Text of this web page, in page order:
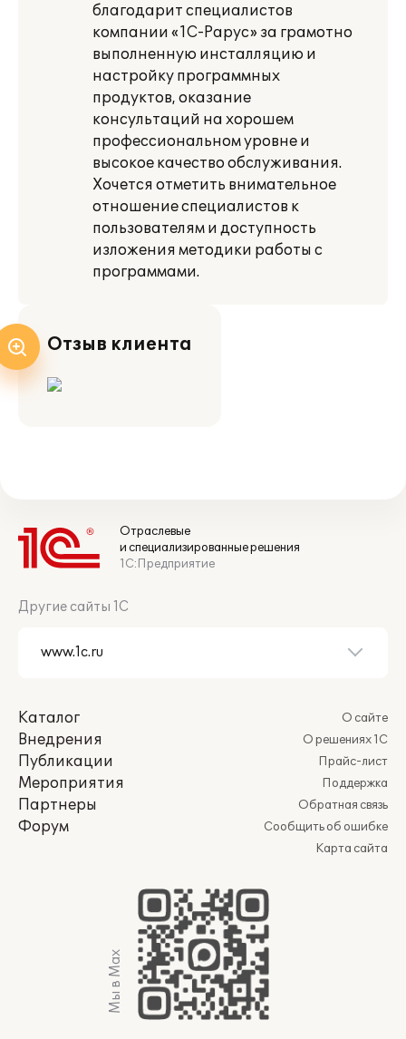
благодарит специалистов
компании «1С-Рарус» за грамотно
выполненную инсталляцию и
настройку программных
продуктов, оказание
консультаций на хорошем
профессиональном уровне и
высокое качество обслуживания.
Хочется отметить внимательное
отношение специалистов к
пользователям и доступность
изложения методики работы с
программами.
Отзыв клиента
Отраслевые
и специализированные решения
1С:Предприятие
Другие сайты 1С
Каталог
Внедрения
Публикации
Мероприятия
Партнеры
Форум
О сайте
О решениях 1С
Прайс-лист
Поддержка
Обратная связь
Сообщить об ошибке
Карта сайта
Мы в Max